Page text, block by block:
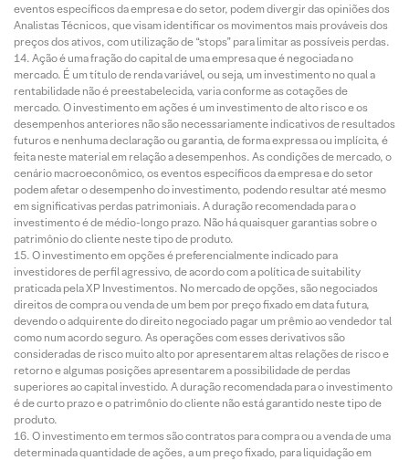
eventos específicos da empresa e do setor, podem divergir das opiniões dos
Analistas Técnicos, que visam identificar os movimentos mais prováveis dos
preços dos ativos, com utilização de “stops” para limitar as possíveis perdas.
Ação é uma fração do capital de uma empresa que é negociada no
mercado. É um título de renda variável, ou seja, um investimento no qual a
rentabilidade não é preestabelecida, varia conforme as cotações de
mercado. O investimento em ações é um investimento de alto risco e os
desempenhos anteriores não são necessariamente indicativos de resultados
futuros e nenhuma declaração ou garantia, de forma expressa ou implícita, é
feita neste material em relação a desempenhos. As condições de mercado, o
cenário macroeconômico, os eventos específicos da empresa e do setor
podem afetar o desempenho do investimento, podendo resultar até mesmo
em significativas perdas patrimoniais. A duração recomendada para o
investimento é de médio-longo prazo. Não há quaisquer garantias sobre o
patrimônio do cliente neste tipo de produto.
O investimento em opções é preferencialmente indicado para
investidores de perfil agressivo, de acordo com a política de suitability
praticada pela XP Investimentos. No mercado de opções, são negociados
direitos de compra ou venda de um bem por preço fixado em data futura,
devendo o adquirente do direito negociado pagar um prêmio ao vendedor tal
como num acordo seguro. As operações com esses derivativos são
consideradas de risco muito alto por apresentarem altas relações de risco e
retorno e algumas posições apresentarem a possibilidade de perdas
superiores ao capital investido. A duração recomendada para o investimento
é de curto prazo e o patrimônio do cliente não está garantido neste tipo de
produto.
O investimento em termos são contratos para compra ou a venda de uma
determinada quantidade de ações, a um preço fixado, para liquidação em